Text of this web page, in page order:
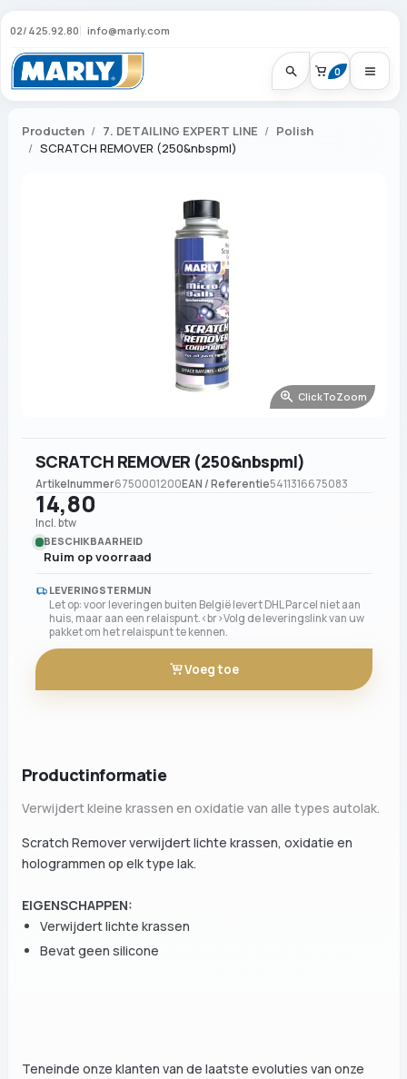
02/425.92.80 info@marly.com
0
Producten 7. DETAILING EXPERT LINE
Polish
SCRATCH REMOVER (250&nbspml)
ClickToZoom
SCRATCH REMOVER (250&nbspml)
Artikelnummer6750001200EAN / Referentie5411316675083
14,80
Incl. btw
BESCHIKBAARHEID
Ruim op voorraad
LEVERINGSTERMIJN
Let op: voor leveringen buiten België levert DHL Parcel niet aan
huis, maar aan een relaispunt.<br>Volg de leveringslink van uw
pakket om het relaispunt te kennen.
Voeg toe
Productinformatie
Verwijdert kleine krassen en oxidatie van alle types autolak.
Scratch Remover verwijdert lichte krassen, oxidatie en
hologrammen op elk type lak.
EIGENSCHAPPEN:
Verwijdert lichte krassen
Bevat geen silicone
Teneinde onze klanten van de laatste evoluties van onze